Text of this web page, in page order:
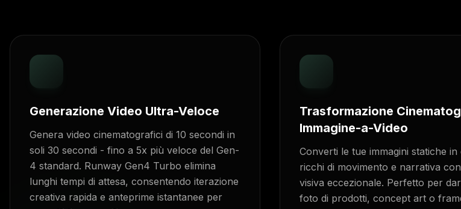
Generazione Video Ultra-Veloce
Genera video cinematografici di 10 secondi in
soli 30 secondi - fino a 5x più veloce del Gen-
4 standard. Runway Gen4 Turbo elimina
lunghi tempi di attesa, consentendo iterazione
creativa rapida e anteprime istantanee per
Trasformazione
Immagine-a-Video
Converti le tue immagini statiche in
ricchi di movimento e narrativa
visiva eccezionale. Perfetto per
foto di prodotti, concept art o